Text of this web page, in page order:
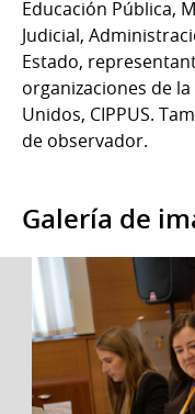
Educación Pública,
Judicial,
Estado,
organizaciones de la
Unidos, CIPPUS.
de observador.
Galería de